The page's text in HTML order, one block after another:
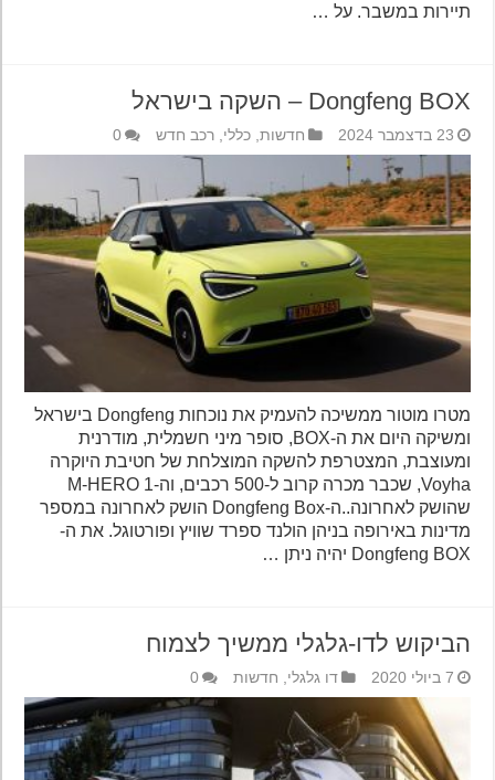
תיירות במשבר. על …
Dongfeng BOX – השקה בישראל
23 בדצמבר 2024 חדשות,כללי,רכב חדש 0
מטרו מוטור ממשיכה להעמיק את נוכחות Dongfeng בישראל
ומשיקה היום את ה-BOX, סופר מיני חשמלית, מודרנית
ומעוצבת, המצטרפת להשקה המוצלחת של חטיבת היוקרה
Voyha, שכבר מכרה קרוב ל-500 רכבים, וה-1 M-HERO
שהושק לאחרונה..ה-Dongfeng Box הושק לאחרונה במספר
מדינות באירופה בניהן הולנד ספרד שוויץ ופורטוגל. את ה-
Dongfeng BOX יהיה ניתן …
הביקוש לדו-גלגלי ממשיך לצמוח
7 ביולי 2020 דו גלגלי,חדשות 0